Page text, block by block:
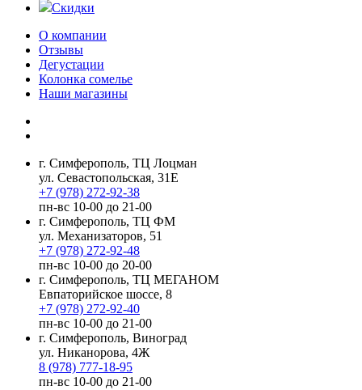
Скидки
О компании
Отзывы
Дегустации
Колонка сомелье
Наши магазины
г. Симферополь, ТЦ Лоцман
ул. Севастопольская, 31Е
+7 (978) 272-92-38
пн-вс 10-00 до 21-00
г. Симферополь, ТЦ ФМ
ул. Механизаторов, 51
+7 (978) 272-92-48
пн-вс 10-00 до 20-00
г. Симферополь, ТЦ МЕГАНОМ
Евпаторийское шоссе, 8
+7 (978) 272-92-40
пн-вс 10-00 до 21-00
г. Симферополь, Виноград
ул. Никанорова, 4Ж
8 (978) 777-18-95
пн-вс 10-00 до 21-00